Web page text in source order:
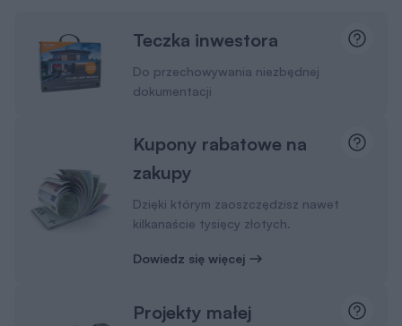
Teczka inwestora
Do przechowywania niezbędnej
dokumentacji
Kupony rabatowe na
zakupy
Dzięki którym zaoszczędzisz nawet
kilkanaście tysięcy złotych.
Dowiedz się więcej
Projekty małej